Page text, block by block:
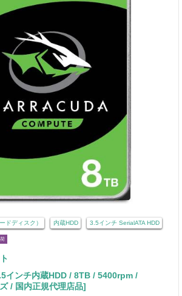
ドディスク） 内蔵HDD 3.5インチ SerialATA HDD
インチ内蔵HDD / 8TB / 5400rpm /
/ 国内正規代理店品]